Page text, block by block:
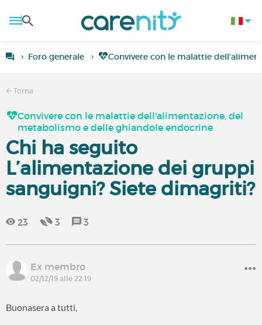
Foro generale Convivere con le malattie
Torna
Convivere con le malattie dell'alimentazione, del
metabolismo e delle ghiandole endocrine
Chi ha seguito
L’alimentazione dei gruppi
sanguigni? Siete dimagriti?
23 3 3
Ex membro
02/12/19 alle 22:19
Buonasera a tutti,